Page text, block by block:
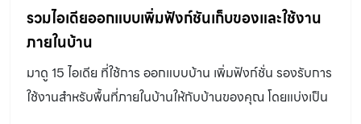
สะท้อนตัวตนและตอบสนองความต้องการเฉพาะของตัวเอง
อีกด้วย เป็นจุดเริ่มต้นสำคัญให้ใน NOBLE ริเริ่มพัฒนาบ้าน
เดี่ยวคอลเลคชัน […]
รวมไอเดียออกแบบเพิ่มฟังก์ชันเก็บของและใช้งาน
ภายในบ้าน
มาดู 15 ไอเดีย ที่ใช้การ ออกแบบบ้าน เพิ่มฟังก์ชั่น รองรับการ
ใช้งานสำหรับพื้นที่ภายในบ้านให้กับบ้านของคุณ โดยแบ่งเป็น